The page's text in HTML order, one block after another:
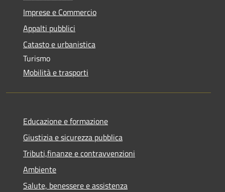
Imprese e Commercio
Appalti pubblici
Catasto e urbanistica
Turismo
Mobilità e trasporti
Educazione e formazione
Giustizia e sicurezza pubblica
Tributi,finanze e contravvenzioni
Ambiente
Salute, benessere e assistenza